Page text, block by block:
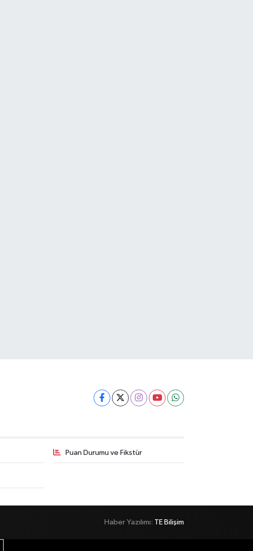
Puan Durumu ve Fikstür
Haber Yazılımı: TE Bilişim